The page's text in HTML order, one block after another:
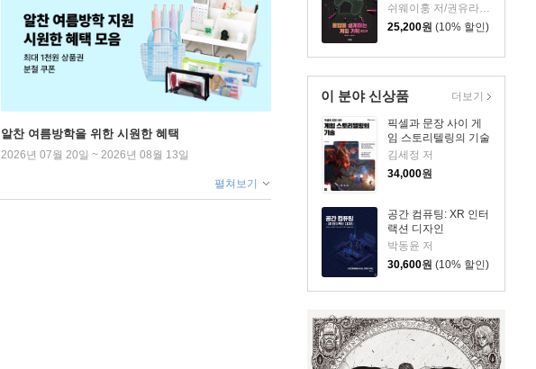
쉬웨이훙 저/권유라 역
25,200원 (10% 할인)
이 분야 신상품
픽셀과 문장 사이 게
임 스토리텔링의 기술
김세정 저
34,000원
공간 컴퓨팅: XR 인터
랙션 디자인
박동윤 저
30,600원 (10% 할인)
더보기
알찬 여름방학을 위한 시원한 혜택
2026년 07월 20일 ~ 2026년 08월 13일
펼쳐보기